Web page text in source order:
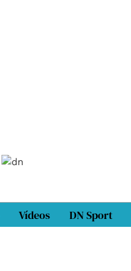
Vídeos DN Sport